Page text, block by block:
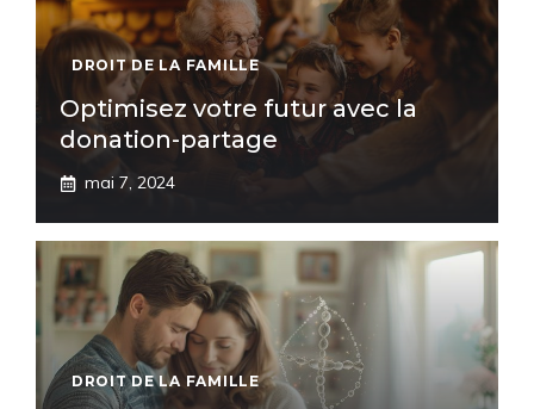
DROIT DE LA FAMILLE
Optimisez votre futur avec la
donation-partage
mai 7, 2024
DROIT DE LA FAMILLE